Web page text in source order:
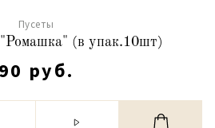
Пусеты
(в упак.10шт)
90 руб.